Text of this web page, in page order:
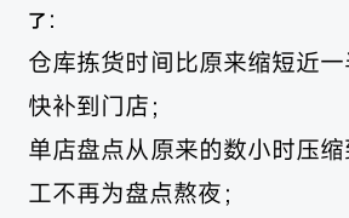
了 ：
仓库拣货时间比原来缩短近
快补到门店；
单店盘点从原来的数小时压
工不再为盘点熬夜；